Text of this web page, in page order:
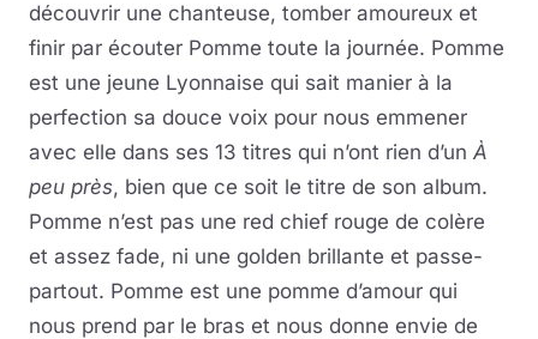
découvrir une chanteuse, tomber amoureux et
finir par écouter Pomme toute la journée. Pomme
est une jeune Lyonnaise qui sait manier à la
perfection sa douce voix pour nous emmener
avec elle dans ses 13 titres qui n’ont rien d’un À
peu près, bien que ce soit le titre de son album.
Pomme n’est pas une red chief rouge de colère
et assez fade, ni une golden brillante et passe-
partout. Pomme est une pomme d’amour qui
nous prend par le bras et nous donne envie de